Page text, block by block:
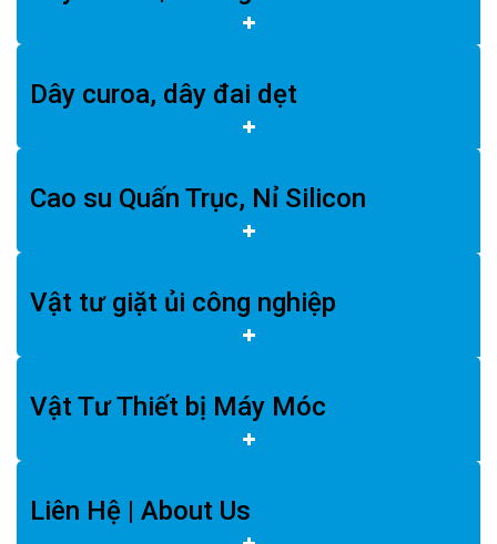
Dây curoa, dây đai dẹt
Cao su Quấn Trục, Nỉ Silicon
Vật tư giặt ủi công nghiệp
Vật Tư Thiết bị Máy Móc
Liên Hệ | About Us